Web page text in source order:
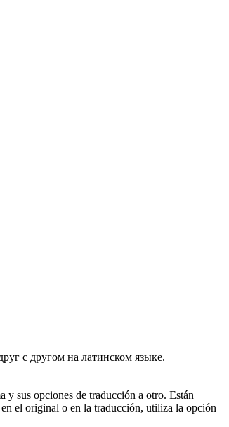
с другом на латинском языке.
y sus opciones de traducción a otro. Están
el original o en la traducción, utiliza la opción